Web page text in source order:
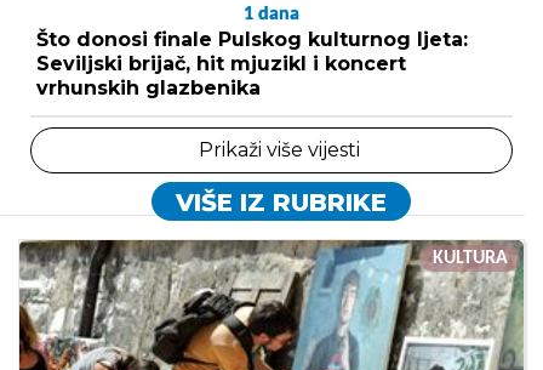
1 dana
Što donosi finale Pulskog kulturnog ljeta:
Seviljski brijač, hit mjuzikl i koncert
vrhunskih glazbenika
Prikaži više vijesti
VIŠE IZ RUBRIKE
KULTURA